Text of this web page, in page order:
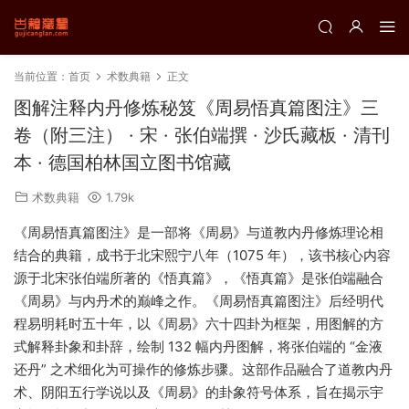
当前位置： 首页 术数典籍 正文
图解注释内丹修炼秘笈《周易悟真篇图注》三
卷（附三注） · 宋 · 张伯端撰 · 沙氏藏板 · 清刊
本 · 德国柏林国立图书馆藏
术数典籍 1.79k
《周易悟真篇图注》是一部将《周易》与道教内丹修炼理论相
结合的典籍，成书于北宋熙宁八年（1075 年），该书核心内容
源于北宋张伯端所著的《悟真篇》，《悟真篇》是张伯端融合
《周易》与内丹术的巅峰之作。《周易悟真篇图注》后经明代
程易明耗时五十年，以《周易》六十四卦为框架，用图解的方
式解释卦象和卦辞，绘制 132 幅内丹图解，将张伯端的 “金液
还丹” 之术细化为可操作的修炼步骤。这部作品融合了道教内丹
术、阴阳五行学说以及《周易》的卦象符号体系，旨在揭示宇